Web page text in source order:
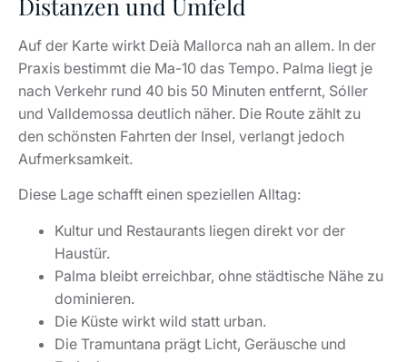
Die Küste wirkt wild statt urban.
Freizeit.
Wer häufig internationale Schulen, den Flughafen oder
Business-Termine in Palma ansteuert, kalkuliert Wege
ehrlich. Deià Mallorca eignet sich hervorragend als
anspruchsvoller Rückzugsort. Für täglichen
Pendelkomfort passen andere Lagen besser, etwa Son
Vida, Bendinat oder Palma selbst. Einen Überblick
Wann Deià Mallorca die richtige
Wahl ist
Deià Mallorca ist keine Lage für jeden Vermögenden.
Der Ort trennt klar zwischen Menschen, die Luxus über